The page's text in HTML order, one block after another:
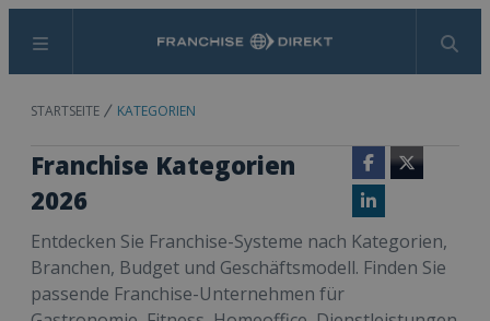
Menü Suchen
STARTSEITE KATEGORIEN
Franchise Kategorien
2026
Facebook
Twitter
LinkedIn
Entdecken Sie Franchise-Systeme nach Kategorien,
Branchen, Budget und Geschäftsmodell. Finden Sie
passende Franchise-Unternehmen für